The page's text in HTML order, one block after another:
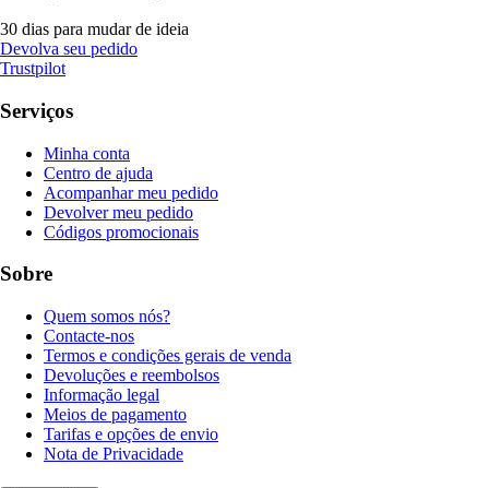
30 dias para mudar de ideia
Devolva seu pedido
Trustpilot
Serviços
Minha conta
Centro de ajuda
Acompanhar meu pedido
Devolver meu pedido
Códigos promocionais
Sobre
Quem somos nós?
Contacte-nos
Termos e condições gerais de venda
Devoluções e reembolsos
Informação legal
Meios de pagamento
Tarifas e opções de envio
Nota de Privacidade